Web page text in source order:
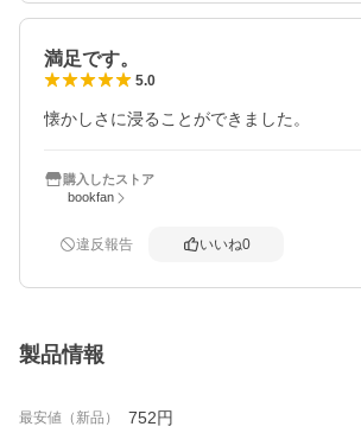
満足です。
5.0
懐かしさに浸ることができました。
購入したストア
bookfan
違反報告 いいね0
製品情報
最安値（新品） 752円